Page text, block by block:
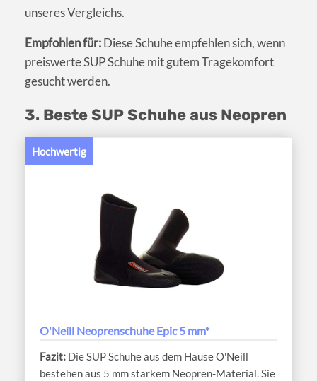
unseres Vergleichs.
Empfohlen für:Diese Schuhe empfehlen sich, wenn
preiswerte SUP Schuhe mit gutem Tragekomfort
gesucht werden.
3. Beste SUP Schuhe aus Neopren
Hochwertig
O'Neill Neoprenschuhe Epic 5 mm*
Die SUP Schuhe aus dem Hause O'Neill
bestehen aus 5 mm starkem Neopren-Material. Sie